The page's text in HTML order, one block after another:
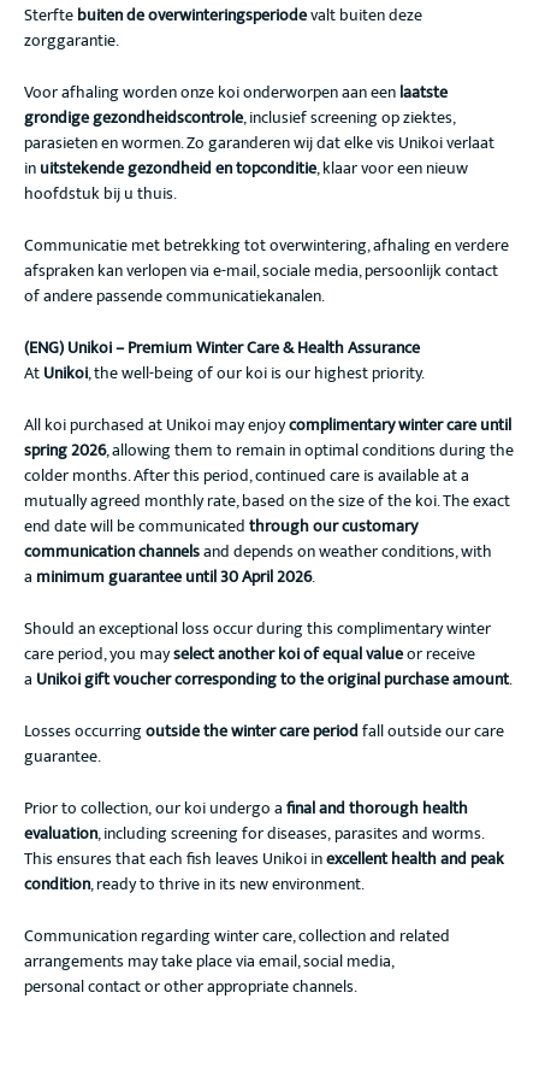
Sterftebuiten de overwinteringsperiodevalt buiten deze
zorggarantie.
Voor afhaling worden onze koi onderworpen aan eenlaatste
grondige gezondheidscontrole, inclusief screening op ziektes,
parasieten en wormen. Zo garanderen wij dat elke vis Unikoi verlaat
inuitstekende gezondheid en topconditie, klaar voor een nieuw
hoofdstuk bij u thuis.
Communicatie met betrekking tot overwintering, afhaling en verdere
afspraken kan verlopen via e-mail, sociale media, persoonlijk contact
of andere passende communicatiekanalen.
(ENG) Unikoi – Premium Winter Care & Health Assurance
AtUnikoi, the well-being of our koi is our highest priority.
All koi purchased at Unikoi may enjoycomplimentary winter care until
spring 2026, allowing them to remain in optimal conditions during the
colder months. After this period, continued care is available at a
mutually agreed monthly rate, based on the size of the koi. The exact
end date will be communicatedthrough our customary
communication channelsand depends on weather conditions, with
a minimum guarantee until 30 April 2026.
Should an exceptional loss occur during this complimentary winter
care period, you mayselect another koi of equal valueor receive
a Unikoi gift voucher corresponding to the original purchase amount.
Losses occurringoutside the winter care periodfall outside our care
guarantee.
Prior to collection, our koi undergo afinal and thorough health
evaluation, including screening for diseases, parasites and worms.
This ensures that each fish leaves Unikoi inexcellent health and peak
condition, ready to thrive in its new environment.
Communication regarding winter care, collection and related
arrangements may take place via email, social media,
personal contact or other appropriate channels.